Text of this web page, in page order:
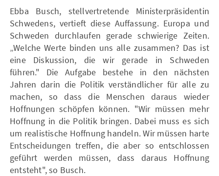
Ebba Busch, stellvertretende Ministerpräsidentin
Schwedens, vertieft diese Auffassung. Europa und
Schweden durchlaufen gerade schwierige Zeiten.
„Welche Werte binden uns alle zusammen? Das ist
eine Diskussion, die wir gerade in Schweden
führen." Die Aufgabe bestehe in den nächsten
Jahren darin die Politik verständlicher für alle zu
machen, so dass die Menschen daraus wieder
Hoffnungen schöpfen können. "Wir müssen mehr
Hoffnung in die Politik bringen. Dabei muss es sich
um realistische Hoffnung handeln. Wir müssen harte
Entscheidungen treffen, die aber so entschlossen
geführt werden müssen, dass daraus Hoffnung
entsteht", so Busch.